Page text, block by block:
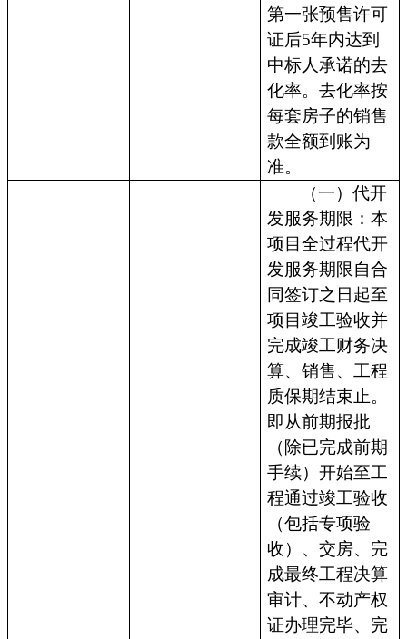
第一张预售许可
证后5年内达到
中标人承诺的去
化率。去化率按
每套房子的销售
款全额到账为
准。
（一）代开
发服务期限：本
项目全过程代开
发服务期限自合
同签订之日起至
项目竣工验收并
完成竣工财务决
算、销售、工程
质保期结束止。
即从前期报批
（除已完成前期
手续）开始至工
程通过竣工验收
（包括专项验
收）、交房、完
成最终工程决算
审计、不动产权
证办理完毕、完